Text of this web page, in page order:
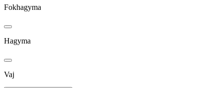
Fokhagyma
Hagyma
Vaj